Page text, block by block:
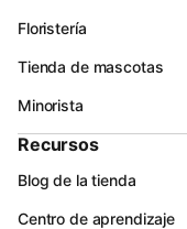
Floristería
Tienda de mascotas
Minorista
Recursos
Blog de la tienda
Centro de aprendizaje